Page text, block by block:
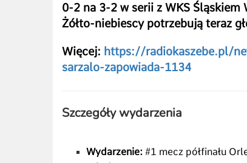
0-2 na 3-2 w serii z WKS Śląskiem
Żółto-niebiescy potrzebują teraz
Więcej: https://radiokaszebe.pl/
sarzalo-zapowiada-1134
Szczegóły wydarzenia
Wydarzenie: #1 mecz półfinału